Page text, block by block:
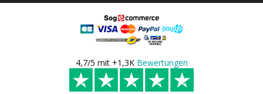
4,7/5 mit +1,3K Bewertungen